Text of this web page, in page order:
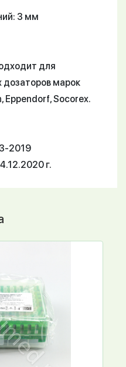
3 мм
для
марок
Eppendorf, Socorex.
2019
г.